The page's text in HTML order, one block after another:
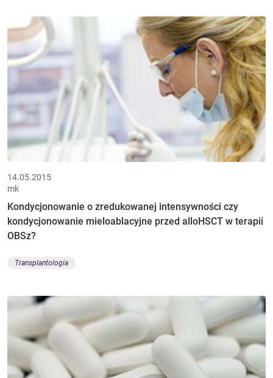
14.05.2015
mk
Kondycjonowanie o zredukowanej intensywności czy
kondycjonowanie mieloablacyjne przed alloHSCT w terapii
OBSz?
Transplantologia